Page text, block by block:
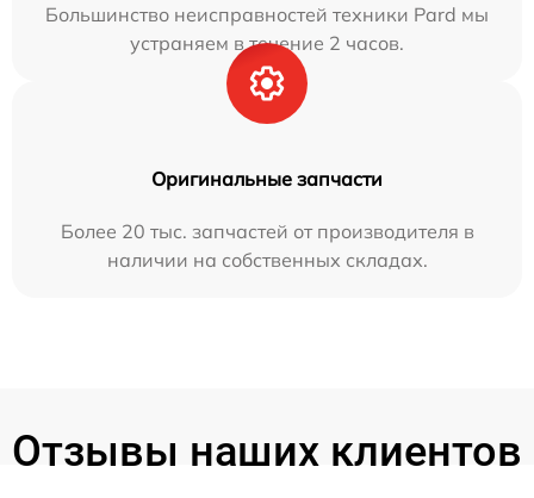
Большинство неисправностей техники Pard мы
устраняем в течение 2 часов.
Оригинальные запчасти
Более 20 тыс. запчастей от производителя в
наличии на собственных складах.
Отзывы наших клиентов